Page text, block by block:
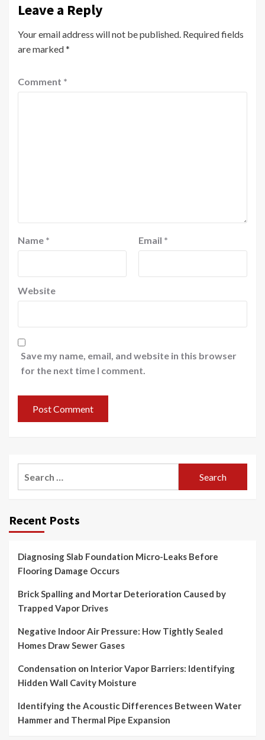
Leave a Reply
Your email address will not be published. Required fields
are marked*
Comment *
Name * Email *
Website
Save my name, email, and website in this browser
for the next time I comment.
Recent Posts
Diagnosing Slab Foundation Micro-Leaks Before
Flooring Damage Occurs
Brick Spalling and Mortar Deterioration Caused by
Trapped Vapor Drives
Negative Indoor Air Pressure: How Tightly Sealed
Homes Draw Sewer Gases
Condensation on Interior Vapor Barriers: Identifying
Hidden Wall Cavity Moisture
Identifying the Acoustic Differences Between Water
Hammer and Thermal Pipe Expansion